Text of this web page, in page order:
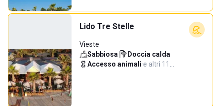
Lido Tre Stelle
Vieste
Sabbiosa· Doccia calda·
Accesso animali·e altri 11…